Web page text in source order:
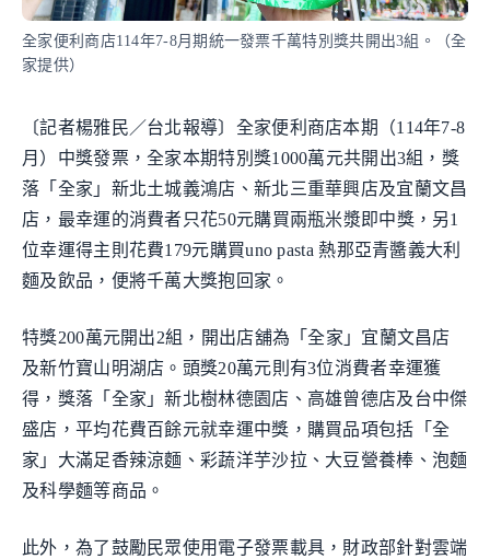
全家便利商店114年7-8月期統一發票千萬特別獎共開出3組。（全
家提供）
〔記者楊雅民／台北報導〕全家便利商店本期（114年7-8
月）中獎發票，全家本期特別獎1000萬元共開出3組，獎
落「全家」新北土城義鴻店、新北三重華興店及宜蘭文昌
店，最幸運的消費者只花50元購買兩瓶米漿即中獎，另1
位幸運得主則花費179元購買uno pasta 熱那亞青醬義大利
麵及飲品，便將千萬大獎抱回家。
特獎200萬元開出2組，開出店舖為「全家」宜蘭文昌店
及新竹寶山明湖店。頭獎20萬元則有3位消費者幸運獲
得，獎落「全家」新北樹林德園店、高雄曾德店及台中傑
盛店，平均花費百餘元就幸運中獎，購買品項包括「全
家」大滿足香辣涼麵、彩蔬洋芋沙拉、大豆營養棒、泡麵
及科學麵等商品。
此外，為了鼓勵民眾使用電子發票載具，財政部針對雲端